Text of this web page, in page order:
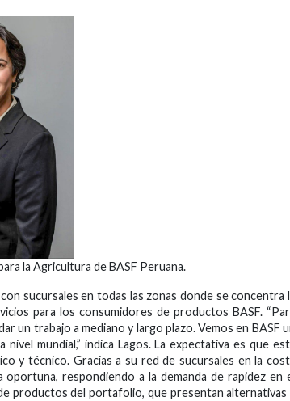
la Agricultura de BASF Peruana.
sucursales en todas las zonas donde se concentra
para los consumidores de productos BASF.
un trabajo a mediano y largo plazo. Vemos en BASF
mundial,” indica Lagos. La expectativa es que
y técnico. Gracias a su red de sucursales en la
respondiendo a la demanda de rapidez en
productos del portafolio, que presentan alternativas